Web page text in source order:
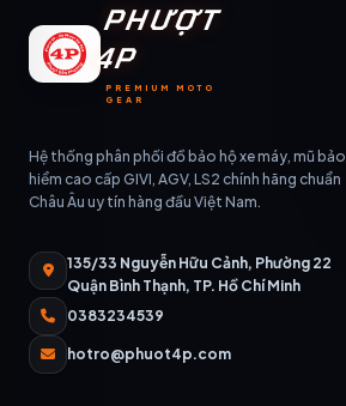
PHƯỢT
4P
PREMIUM MOTO
GEAR
Hệ thống phân phối đồ bảo hộ xe máy, mũ bảo
hiểm cao cấp GIVI, AGV, LS2 chính hãng chuẩn
Châu Âu uy tín hàng đầu Việt Nam.
135/33 Nguyễn Hữu Cảnh, Phường 22
Quận Bình Thạnh, TP. Hồ Chí Minh
0383234539
hotro@phuot4p.com